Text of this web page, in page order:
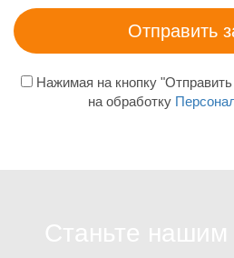
Нажимая на кнопку
на обработку